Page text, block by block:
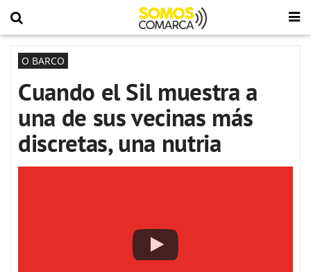
O BARCO
Cuando el Sil muestra a
una de sus vecinas más
discretas, una nutria